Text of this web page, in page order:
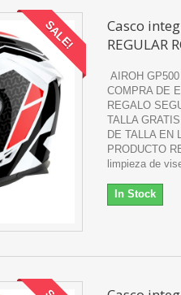
SALE!
Casco
REGULAR
AIROH
COMPRA DE
REGALO
TALLA
DE TALLA EN
PRODUCTO
limpieza de
In Stock